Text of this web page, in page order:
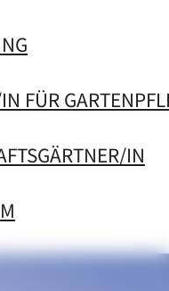
FÜR
IN